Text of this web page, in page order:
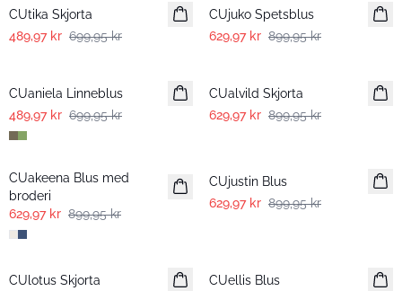
CUtika Skjorta
489,97 kr 699,95 kr
CUjuko Spetsblus
629,97 kr 899,95 kr
CUaniela Linneblus
489,97 kr 699,95 kr
CUalvild Skjorta
629,97 kr 899,95 kr
-30%
CUakeena Blus med
broderi
629,97 kr 899,95 kr
CUjustin Blus
629,97 kr 899,95 kr
-30%
CUlotus Skjorta
CUellis Blus